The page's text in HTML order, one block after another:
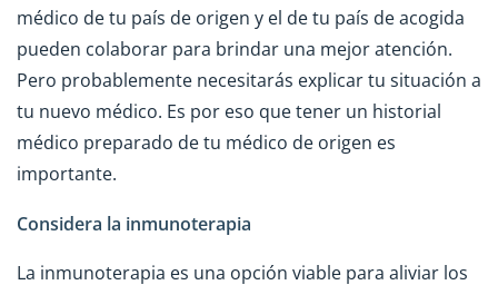
médico de tu país de origen y el de tu país de acogida
pueden colaborar para brindar una mejor atención.
Pero probablemente necesitarás explicar tu situación a
tu nuevo médico. Es por eso que tener un historial
médico preparado de tu médico de origen es
importante.
Considera la inmunoterapia
La inmunoterapia es una opción viable para aliviar los